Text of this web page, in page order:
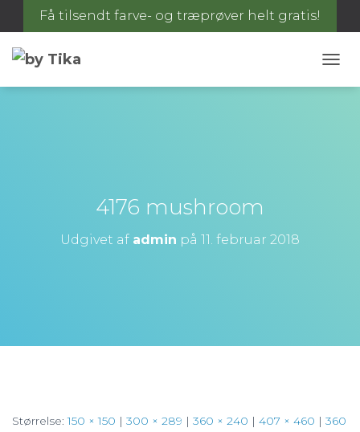
Få tilsendt farve- og træprøver helt gratis!
K
4176 mushroom
Udgivet af admin på 11. februar 2018
Størrelse:150 × 150 | 300 × 289 | 360 × 240 | 407 × 460 | 360